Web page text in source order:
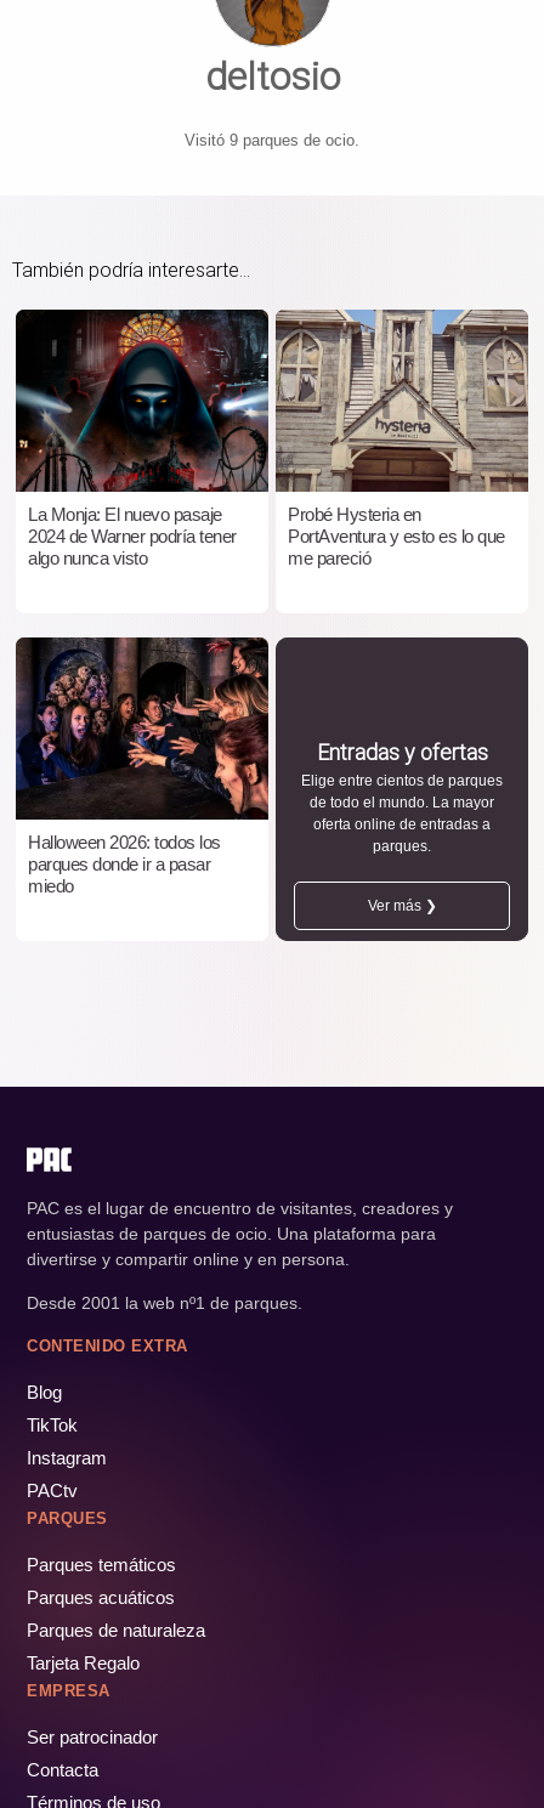
deltosio
Visitó 9 parques de ocio.
También podría interesarte...
La Monja: El nuevo pasaje
2024 de Warner podría tener
algo nunca visto
Probé Hysteria en
PortAventura y esto es lo que
me pareció
Halloween 2026: todos los
parques donde ir a pasar
miedo
Entradas y ofertas
Elige entre cientos de parques
de todo el mundo. La mayor
oferta online de entradas a
parques.
Ver más ❯
PAC es el lugar de encuentro de visitantes, creadores y
entusiastas de parques de ocio. Una plataforma para
divertirse y compartir online y en persona.
Desde 2001 la web nº1 de parques.
CONTENIDO EXTRA
Blog
TikTok
Instagram
PACtv
PARQUES
Parques temáticos
Parques acuáticos
Parques de naturaleza
Tarjeta Regalo
EMPRESA
Ser patrocinador
Contacta
Términos de uso